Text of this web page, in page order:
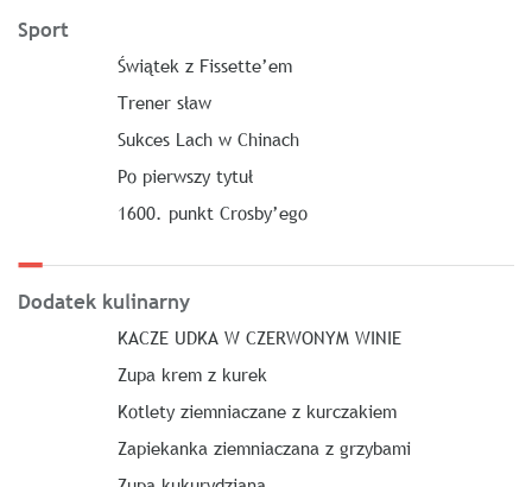
Sport
Świątek z Fissette’em
Trener sław
Sukces Lach w Chinach
Po pierwszy tytuł
1600. punkt Crosby’ego
Dodatek kulinarny
KACZE UDKA W CZERWONYM WINIE
Zupa krem z kurek
Kotlety ziemniaczane z kurczakiem
Zapiekanka ziemniaczana z grzybami